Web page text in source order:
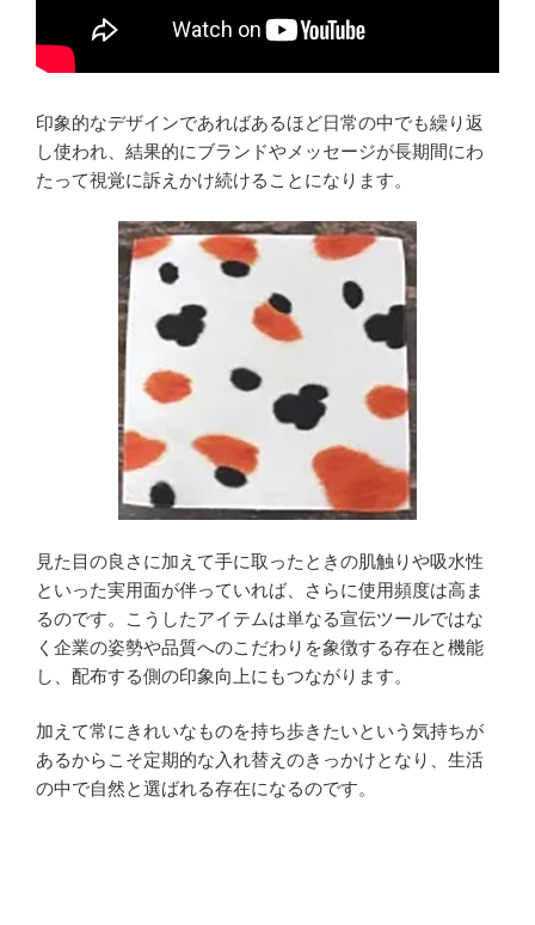
印象的なデザインであればあるほど日常の中でも繰り返
し使われ、結果的にブランドやメッセージが長期間にわ
たって視覚に訴えかけ続けることになります。
見た目の良さに加えて手に取ったときの肌触りや吸水性
といった実用面が伴っていれば、さらに使用頻度は高ま
るのです。こうしたアイテムは単なる宣伝ツールではな
く企業の姿勢や品質へのこだわりを象徴する存在と機能
し、配布する側の印象向上にもつながります。
加えて常にきれいなものを持ち歩きたいという気持ちが
あるからこそ定期的な入れ替えのきっかけとなり、生活
の中で自然と選ばれる存在になるのです。